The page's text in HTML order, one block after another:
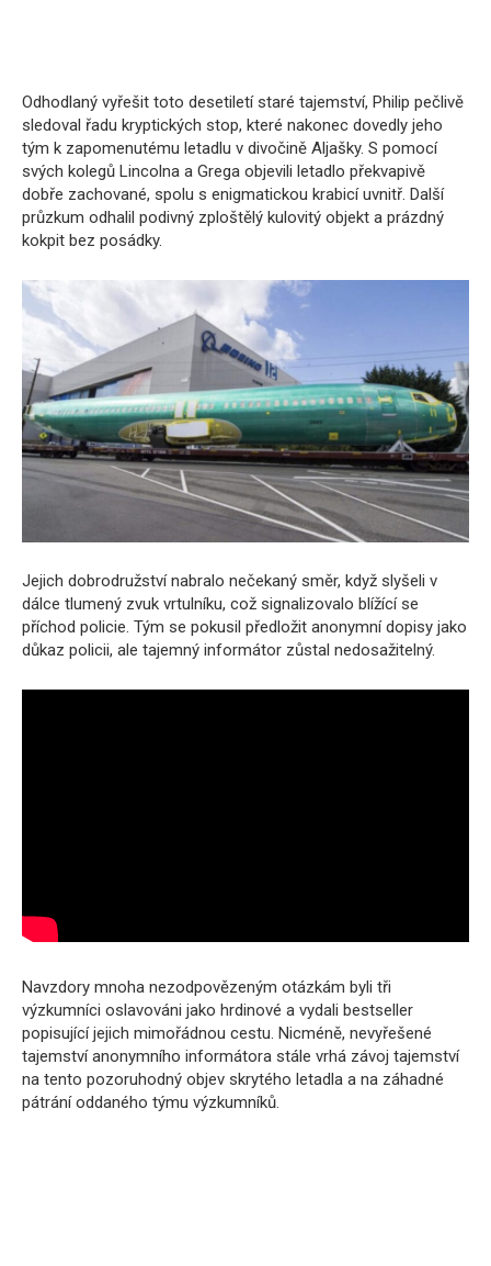
Odhodlaný vyřešit toto desetiletí staré tajemství, Philip pečlivě
sledoval řadu kryptických stop, které nakonec dovedly jeho
tým k zapomenutému letadlu v divočině Aljašky. S pomocí
svých kolegů Lincolna a Grega objevili letadlo překvapivě
dobře zachované, spolu s enigmatickou krabicí uvnitř. Další
průzkum odhalil podivný zploštělý kulovitý objekt a prázdný
kokpit bez posádky.
Jejich dobrodružství nabralo nečekaný směr, když slyšeli v
dálce tlumený zvuk vrtulníku, což signalizovalo blížící se
příchod policie. Tým se pokusil předložit anonymní dopisy jako
důkaz policii, ale tajemný informátor zůstal nedosažitelný.
Navzdory mnoha nezodpovězeným otázkám byli tři
výzkumníci oslavováni jako hrdinové a vydali bestseller
popisující jejich mimořádnou cestu. Nicméně, nevyřešené
tajemství anonymního informátora stále vrhá závoj tajemství
na tento pozoruhodný objev skrytého letadla a na záhadné
pátrání oddaného týmu výzkumníků.